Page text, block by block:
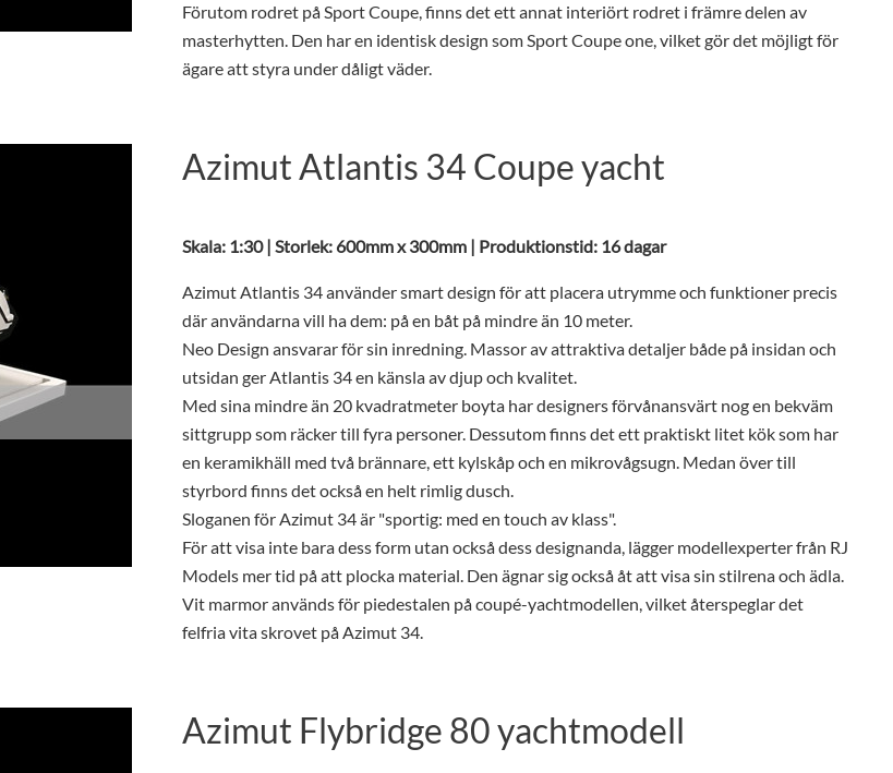
Förutom rodret på Sport Coupe, finns det ett annat interiört rodret i främre delen av
masterhytten. Den har en identisk design som Sport Coupe one, vilket gör det möjligt för
ägare att styra under dåligt väder.
Azimut Atlantis 34 Coupe yacht
Skala: 1:30 | Storlek: 600mm x 300mm | Produktionstid: 16 dagar
Azimut Atlantis 34 använder smart design för att placera utrymme och funktioner precis
där användarna vill ha dem: på en båt på mindre än 10 meter.
Neo Design ansvarar för sin inredning. Massor av attraktiva detaljer både på insidan och
utsidan ger Atlantis 34 en känsla av djup och kvalitet.
Med sina mindre än 20 kvadratmeter boyta har designers förvånansvärt nog en bekväm
sittgrupp som räcker till fyra personer. Dessutom finns det ett praktiskt litet kök som har
en keramikhäll med två brännare, ett kylskåp och en mikrovågsugn. Medan över till
styrbord finns det också en helt rimlig dusch.
Sloganen för Azimut 34 är "sportig: med en touch av klass".
För att visa inte bara dess form utan också dess designanda, lägger modellexperter från RJ
Models mer tid på att plocka material. Den ägnar sig också åt att visa sin stilrena och ädla.
Vit marmor används för piedestalen på coupé-yachtmodellen, vilket återspeglar det
felfria vita skrovet på Azimut 34.
Azimut Flybridge 80 yachtmodell